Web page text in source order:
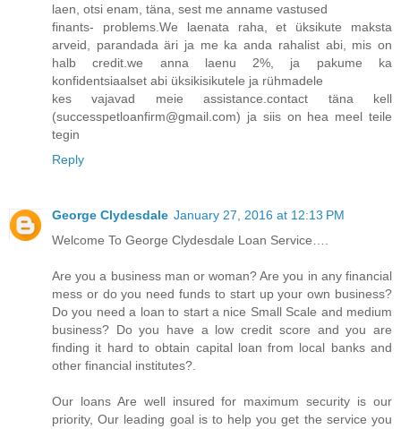
laen, otsi enam, täna, sest me anname vastused
finants- problems.We laenata raha, et üksikute maksta
arveid, parandada äri ja me ka anda rahalist abi, mis on
halb credit.we anna laenu 2%, ja pakume ka
konfidentsiaalset abi üksikisikutele ja rühmadele
kes vajavad meie assistance.contact täna kell
(successpetloanfirm@gmail.com) ja siis on hea meel teile
tegin
Reply
George Clydesdale January 27, 2016 at 12:13 PM
Welcome To George Clydesdale Loan Service….
Are you a business man or woman? Are you in any financial
mess or do you need funds to start up your own business?
Do you need a loan to start a nice Small Scale and medium
business? Do you have a low credit score and you are
finding it hard to obtain capital loan from local banks and
other financial institutes?.
Our loans Are well insured for maximum security is our
priority, Our leading goal is to help you get the service you